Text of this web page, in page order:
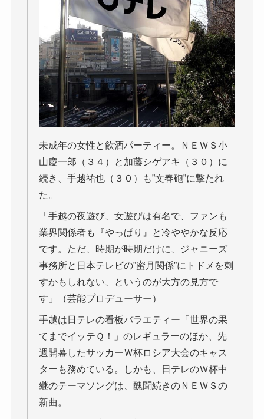
未成年の女性と飲酒パーティー。ＮＥＷＳ小
山慶一郎（３４）と加藤シゲアキ（３０）に
続き、手越祐也（３０）も”文春砲”に撃たれ
た。
「手越の夜遊び、女遊びは有名で、ファンも
業界関係者も『やっぱり』と冷ややかな反応
です。ただ、時期が時期だけに、ジャニーズ
事務所と日本テレビの”蜜月関係”にトドメを刺
すかもしれない、というのが大方の見方で
す」（芸能プロデューサー）
手越は日テレの看板バラエティー「世界の果
てまでイッテＱ！」のレギュラーのほか、先
週開幕したサッカーＷ杯ロシア大会のキャス
ターも務めている。しかも、日テレのＷ杯中
継のテーマソングは、醜聞続きのＮＥＷＳの
新曲。